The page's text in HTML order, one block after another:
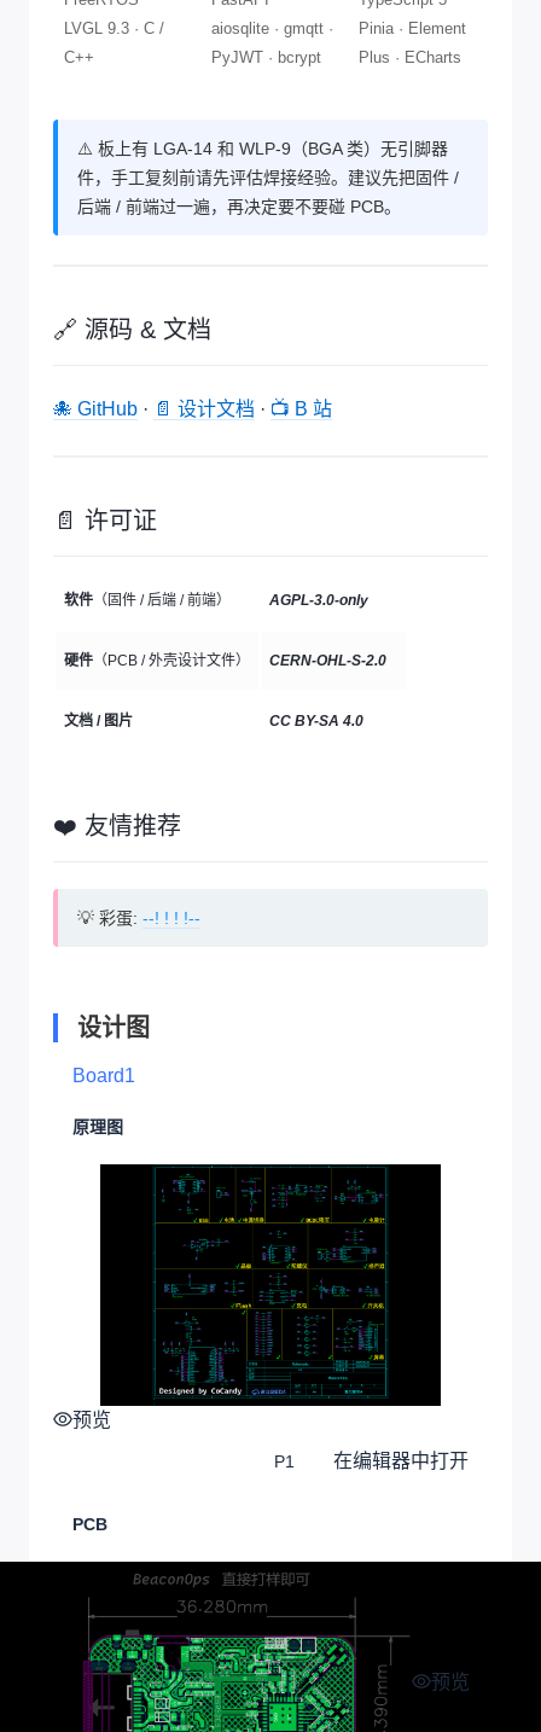
LVGL 9.3 · C /
C++
aiosqlite · gmqtt ·
PyJWT · bcrypt
Pinia · Element
Plus · ECharts
⚠️ 板上有 LGA-14 和 WLP-9（BGA 类）无引脚器
件，手工复刻前请先评估焊接经验。建议先把固件 /
后端 / 前端过一遍，再决定要不要碰 PCB。
🔗 源码 & 文档
🐙 GitHub · 📄 设计文档 · 📺 B 站
📄 许可证
软件 （固件 / 后端 / 前端） AGPL-3.0-only
硬件 （PCB / 外壳设计文件） CERN-OHL-S-2.0
文档 / 图片 CC BY-SA 4.0
❤️ 友情推荐
💡 彩蛋: --! ! ! !--
设计图
Board1
原理图
预览
P1 在编辑器中打开
PCB
预览